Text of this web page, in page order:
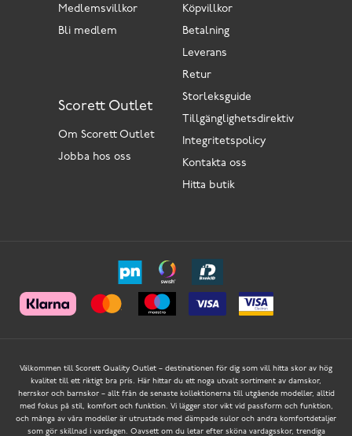
Köpvillkor
Betalning
Leverans
Retur
Storleksguide
Tillgänglighetsdirektiv
Integritetspolicy
Kontakta oss
Hitta butik
Scorett Outlet
Om Scorett Outlet
Jobba hos oss
Medlemsvillkor
Bli medlem
Välkommen till Scorett Quality Outlet – destinationen för dig som vill hitta skor av hög
kvalitet till ett riktigt bra pris. Här hittar du ett noga utvalt sortiment av damskor,
herrskor och barnskor – allt från de senaste kollektionerna till utgående modeller, alltid
med fokus på stil, komfort och funktion. Vi lägger stor vikt vid passform och funktion,
och många av våra modeller är utrustade med dämpade sulor och andra komfortdetaljer
som gör skillnad i vardagen. Oavsett om du letar efter sköna vardagsskor, trendiga